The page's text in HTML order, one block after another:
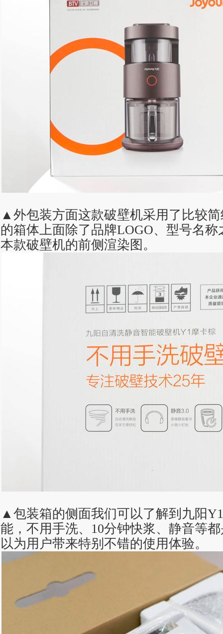
▲外包装方面这款破壁机采用了比较
的箱体上面除了品牌LOGO、型号名
本款破壁机的前侧渲染图。
▲包装箱的侧面我们可以了解到九阳
能，不用手洗、10分钟快浆、静音等
以为用户带来特别不错的使用体验。